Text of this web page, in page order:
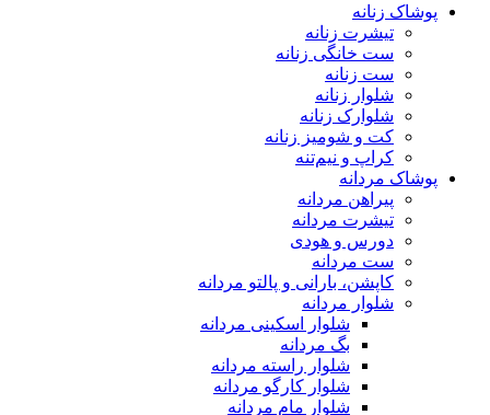
پوشاک زنانه
تیشرت زنانه
ست خانگی زنانه
ست زنانه
شلوار زنانه
شلوارک زنانه
کت و شومیز زنانه
کراپ و نیم‌تنه
پوشاک مردانه
پیراهن مردانه
تیشرت مردانه
دورس و هودی
ست مردانه
کاپشن، بارانی و پالتو مردانه
شلوار مردانه
شلوار اسکینی مردانه
بگ مردانه
شلوار راسته مردانه
شلوار کارگو مردانه
شلوار مام مردانه